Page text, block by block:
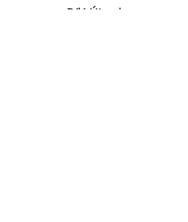
Bílý Újezd